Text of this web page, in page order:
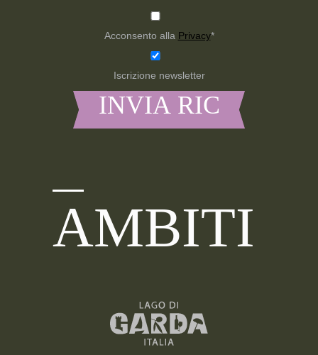
Acconsento alla Privacy*
Iscrizione newsletter
AMBITI